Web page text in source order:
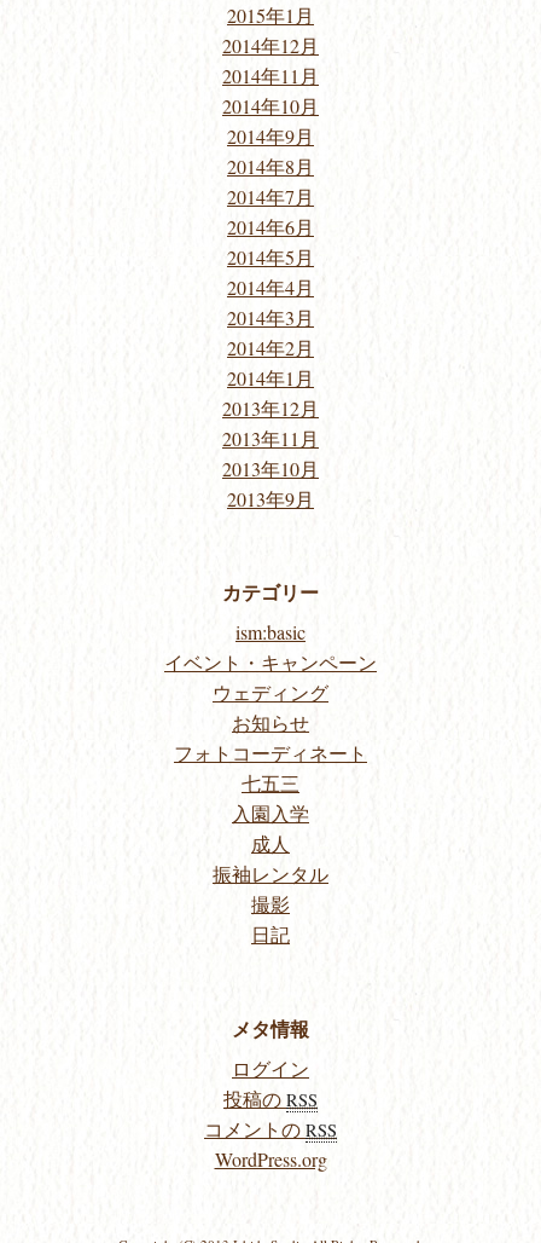
2015年1月
2014年12月
2014年11月
2014年10月
2014年9月
2014年8月
2014年7月
2014年6月
2014年5月
2014年4月
2014年3月
2014年2月
2014年1月
2013年12月
2013年11月
2013年10月
2013年9月
カテゴリー
ism:basic
イベント・キャンペーン
ウェディング
お知らせ
フォトコーディネート
七五三
入園入学
成人
振袖レンタル
撮影
日記
メタ情報
ログイン
投稿の RSS
コメントの RSS
WordPress.org